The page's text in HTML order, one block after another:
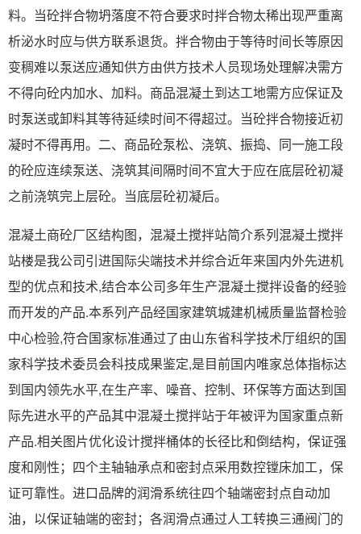
料。当砼拌合物坍落度不符合要求时拌合物太稀出现严重离
析泌水时应与供方联系退货。拌合物由于等待时间长等原因
变稠难以泵送应通知供方由供方技术人员现场处理解决需方
不得向砼内加水、加料。商品混凝土到达工地需方应保证及
时泵送或卸料其等待延续时间不得超过。当砼拌合物接近初
凝时不得再用。二、商品砼泵松、浇筑、振捣、同一施工段
的砼应连续泵送、浇筑其间隔时间不宜大于应在底层砼初凝
之前浇筑完上层砼。当底层砼初凝后。
混凝土商砼厂区结构图，混凝土搅拌站简介系列混凝土搅拌
站楼是我公司引进国际尖端技术并综合近年来国内外先进机
型的优点和技术,结合本公司多年生产混凝土搅拌设备的经验
而开发的产品.本系列产品经国家建筑城建机械质量监督检验
中心检验,符合国家标准通过了由山东省科学技术厅组织的国
家科学技术委员会科技成果鉴定,是目前国内唯家总体指标达
到国内领先水平,在生产率、噪音、控制、环保等方面达到国
际先进水平的产品其中混凝土搅拌站于年被评为国家重点新
产品.相关图片优化设计搅拌桶体的长径比和倒结构，保证强
度和刚性；四个主轴轴承点和密封点采用数控镗床加工，保
证可靠性。进口品牌的润滑系统往四个轴端密封点自动加
油，以保证轴端的密封；各润滑点通过人工转换三通阀门的